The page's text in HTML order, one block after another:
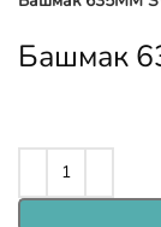
Башмак